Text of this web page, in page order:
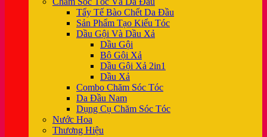
Tẩy Tế Bào Chết Da Đầu
Sản Phẩm Tạo Kiểu Tóc
Dầu Gội Và Dầu Xả
Dầu Gội
Bộ Gội Xả
Dầu Gội Xả 2in1
Dầu Xả
Combo Chăm Sóc Tóc
Da Đầu Nam
Dụng Cụ Chăm Sóc Tóc
Nước Hoa
Thương Hiệu